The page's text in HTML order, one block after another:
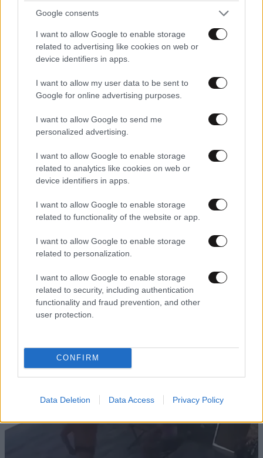
Google consents
I want to allow Google to enable storage
related to advertising like cookies on web or
device identifiers in apps.
I want to allow my user data to be sent to
Google for online advertising purposes.
I want to allow Google to send me
personalized advertising.
I want to allow Google to enable storage
related to analytics like cookies on web or
device identifiers in apps.
I want to allow Google to enable storage
related to functionality of the website or app.
I want to allow Google to enable storage
related to personalization.
I want to allow Google to enable storage
related to security, including authentication
functionality and fraud prevention, and other
user protection.
CONFIRM
Data Deletion Data Access Privacy Policy
Ποιοι φορολογούμενοι θα λάβουν email ή
εκκρεμότητες
υπογράφει σε ελληνική ομάδα-έκπληξη!